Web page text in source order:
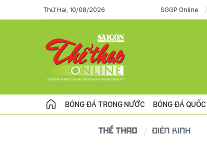
Thứ Hai, 10/08/2026 SGGP Online
BÓNG ĐÁ TRONG NƯỚC BÓNG ĐÁ
THỂ THAO ĐIỀN KINH